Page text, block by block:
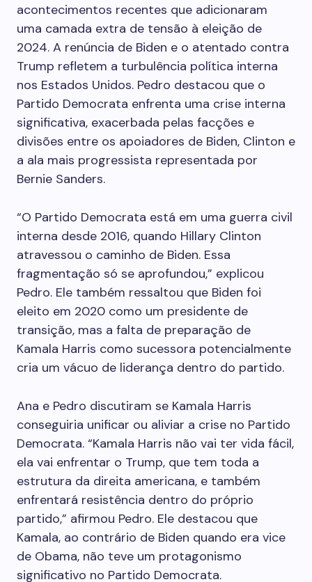
acontecimentos recentes que adicionaram
uma camada extra de tensão à eleição de
2024. A renúncia de Biden e o atentado contra
Trump refletem a turbulência política interna
nos Estados Unidos. Pedro destacou que o
Partido Democrata enfrenta uma crise interna
significativa, exacerbada pelas facções e
divisões entre os apoiadores de Biden, Clinton e
a ala mais progressista representada por
Bernie Sanders.
“O Partido Democrata está em uma guerra civil
interna desde 2016, quando Hillary Clinton
atravessou o caminho de Biden. Essa
fragmentação só se aprofundou,” explicou
Pedro. Ele também ressaltou que Biden foi
eleito em 2020 como um presidente de
transição, mas a falta de preparação de
Kamala Harris como sucessora potencialmente
cria um vácuo de liderança dentro do partido.
Ana e Pedro discutiram se Kamala Harris
conseguiria unificar ou aliviar a crise no Partido
Democrata. “Kamala Harris não vai ter vida fácil,
ela vai enfrentar o Trump, que tem toda a
estrutura da direita americana, e também
enfrentará resistência dentro do próprio
partido,” afirmou Pedro. Ele destacou que
Kamala, ao contrário de Biden quando era vice
de Obama, não teve um protagonismo
significativo no Partido Democrata.